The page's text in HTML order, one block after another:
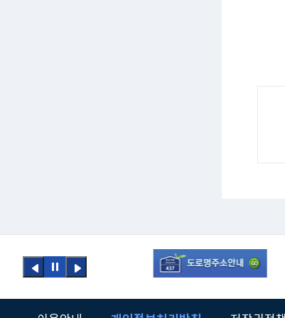
이전
정지
다음